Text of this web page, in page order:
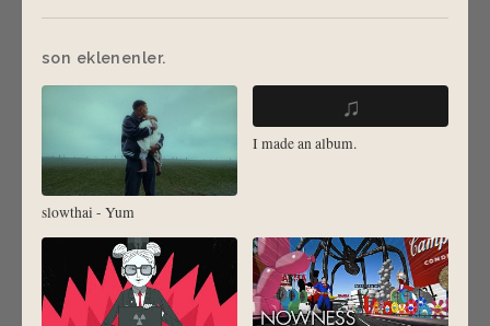
son eklenenler.
slowthai - Yum
♫
I made an album.